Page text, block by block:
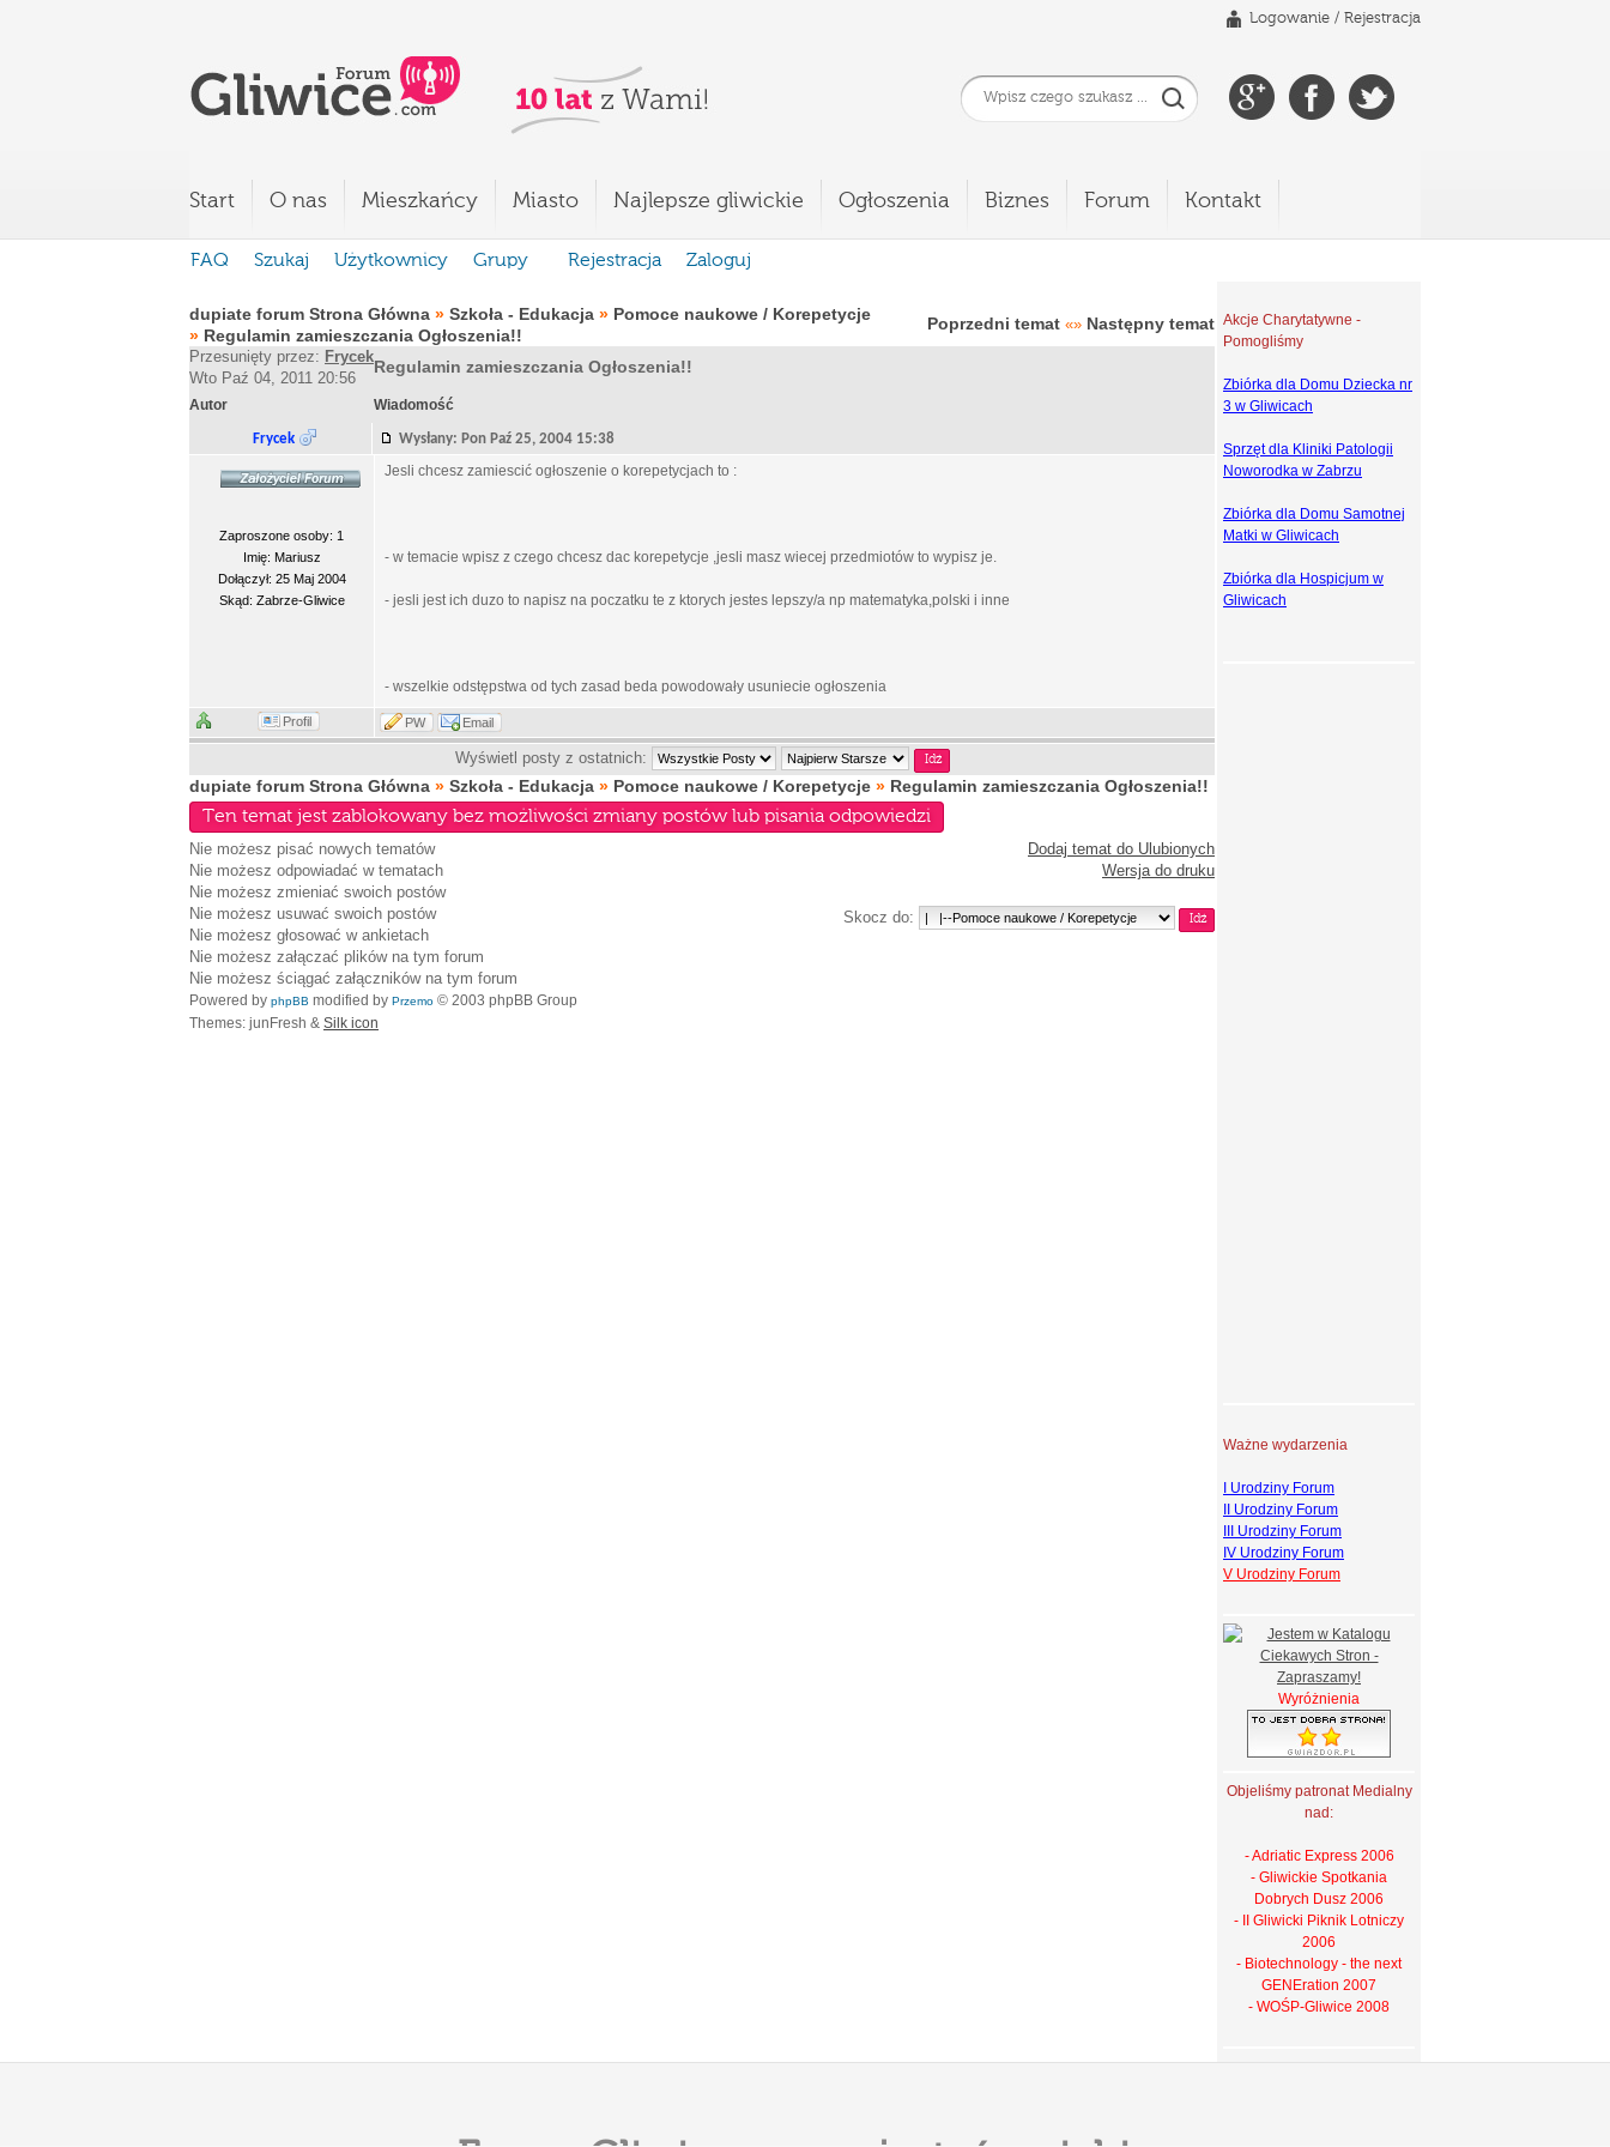
Logowanie / Rejestracja
Start O nas Mieszkańcy Miasto Najlepsze gliwickie Ogłoszenia Biznes Forum Kontakt
FAQ Szukaj Użytkownicy Grupy Rejestracja Zaloguj
dupiate forum Strona Główna » Szkoła - Edukacja » Pomoce naukowe / Korepetycje
» Regulamin zamieszczania Ogłoszenia!!
Poprzedni temat «» Następny temat
Przesunięty przez: Frycek
Wto Paź 04, 2011 20:56
Regulamin zamieszczania Ogłoszenia!!
Autor Wiadomość
Frycek Wysłany: Pon Paź 25, 2004 15:38
Zaproszone osoby: 1
Imię: Mariusz
Dołączył: 25 Maj 2004
Skąd: Zabrze-Gliwice
Jesli chcesz zamiescić ogłoszenie o korepetycjach to :
- w temacie wpisz z czego chcesz dac korepetycje ,jesli masz wiecej przedmiotów to wypisz je.
- jesli jest ich duzo to napisz na poczatku te z ktorych jestes lepszy/a np matematyka,polski i inne
- wszelkie odstępstwa od tych zasad beda powodowały usuniecie ogłoszenia
Profil PW Email
Wyświetl posty z ostatnich:
dupiate forum Strona Główna » Szkoła - Edukacja » Pomoce naukowe / Korepetycje » Regulamin zamieszczania Ogłoszenia!!
Ten temat jest zablokowany bez możliwości zmiany postów lub pisania odpowiedzi
Nie możesz pisać nowych tematów
Nie możesz odpowiadać w tematach
Nie możesz zmieniać swoich postów
Nie możesz usuwać swoich postów
Nie możesz głosować w ankietach
Nie możesz załączać plików na tym forum
Nie możesz ściągać załączników na tym forum
Dodaj temat do Ulubionych
Wersja do druku
Skocz do:
Powered by phpBB modified by Przemo © 2003 phpBB Group
Themes: junFresh & Silk icon
Akcje Charytatywne -
Pomogliśmy
Zbiórka dla Domu Dziecka nr
3 w Gliwicach
Sprzęt dla Kliniki Patologii
Noworodka w Zabrzu
Zbiórka dla Domu Samotnej
Matki w Gliwicach
Zbiórka dla Hospicjum w
Gliwicach
Ważne wydarzenia
I Urodziny Forum
II Urodziny Forum
III Urodziny Forum
IV Urodziny Forum
V Urodziny Forum
Wyróżnienia
Objeliśmy patronat Medialny
nad:
- Adriatic Express 2006
- Gliwickie Spotkania
Dobrych Dusz 2006
- II Gliwicki Piknik Lotniczy
2006
- Biotechnology - the next
GENEration 2007
- WOŚP-Gliwice 2008